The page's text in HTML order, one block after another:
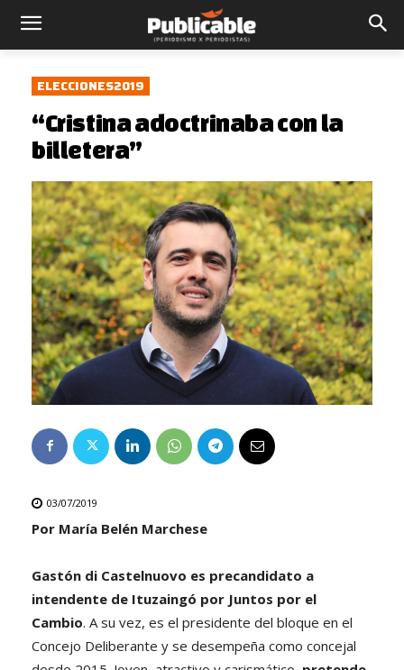
ELECCIONES2019
“Cristina adoctrinaba con la
billetera”
03/07/2019
Por María Belén Marchese
Gastón di Castelnuovo es precandidato a
intendente de Ituzaingó por Juntos por el
Cambio. A su vez, es el presidente del bloque en el
Concejo Deliberante y se desempeña como concejal